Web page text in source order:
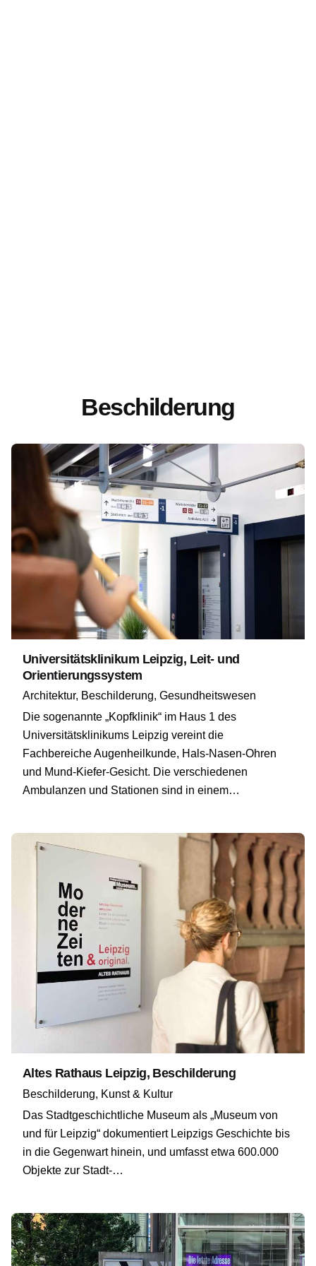
Beschilderung
Universitätsklinikum Leipzig, Leit- und
Orientierungssystem
Architektur Beschilderung Gesundheitswesen
Die sogenannte „Kopfklinik“ im Haus 1 des
Universitätsklinikums Leipzig vereint die
Fachbereiche Augenheilkunde, Hals-Nasen-Ohren
und Mund-Kiefer-Gesicht. Die verschiedenen
Ambulanzen und Stationen sind in einem…
Altes Rathaus Leipzig, Beschilderung
Beschilderung Kunst & Kultur
Das Stadtgeschichtliche Museum als „Museum von
und für Leipzig“ dokumentiert Leipzigs Geschichte bis
in die Gegenwart hinein, und umfasst etwa 600.000
Objekte zur Stadt-…